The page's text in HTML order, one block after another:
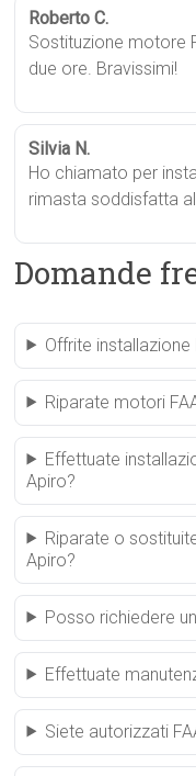
Roberto C.
Sostituzione motore
due ore. Bravissimi!
Silvia N.
Ho chiamato per
rimasta soddisfatta al
Domande
Offrite installazione
Riparate motori
Effettuate
Apiro?
Riparate o
Apiro?
Posso richiedere
Effettuate
Siete autorizzati